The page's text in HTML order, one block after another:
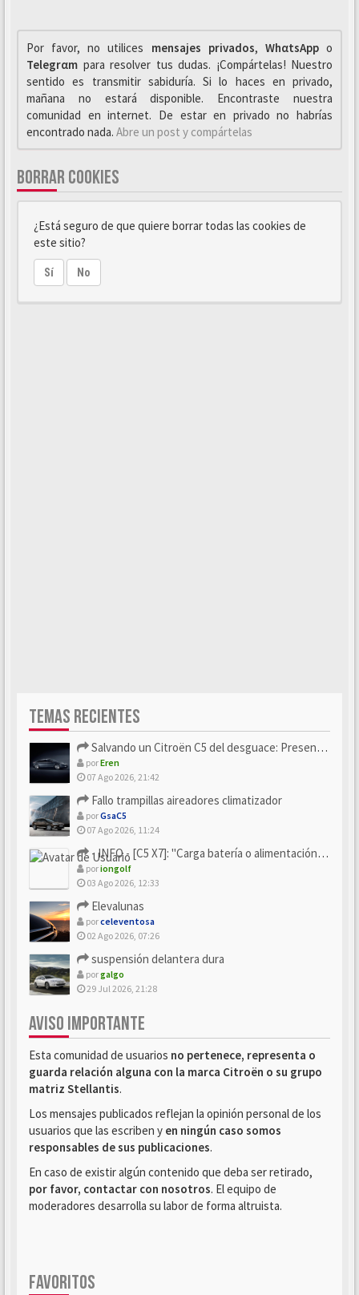
Por favor, no utilices mensajes privados, WhαtsAppo
Telegrαm para resolver tus dudas. ¡Compártelas! Nuestro
sentido es transmitir sabiduría. Si lo haces en privado,
mañana no estará disponible. Encontraste nuestra
comunidad en internet. De estar en privado no habrías
encontrado nada. Abre un post y compártelas
BORRAR COOKIES
¿Está seguro de que quiere borrar todas las cookies de
este sitio?
Sí No
TEMAS RECIENTES
Salvando un Citroën C5 del desguace: Presentación y seguimiento
porEren
07 Ago 2026, 21:42
Fallo trampillas aireadores climatizador
porGsaC5
07 Ago 2026, 11:24
- INFO - [C5 X7]: "Carga batería o alimentación eléctri...
poriongolf
03 Ago 2026, 12:33
Elevalunas
porceleventosa
02 Ago 2026, 07:26
suspensión delantera dura
porgalgo
29 Jul 2026, 21:28
AVISO IMPORTANTE
Esta comunidad de usuarios no pertenece, representa o
guarda relación alguna con la marca Citroën o su grupo
matriz Stellantis.
Los mensajes publicados reflejan la opinión personal de los
usuarios que las escriben y en ningún caso somos
responsables de sus publicaciones.
En caso de existir algún contenido que deba ser retirado,
por favor, contactar con nosotros. El equipo de
moderadores desarrolla su labor de forma altruista.
FAVORITOS